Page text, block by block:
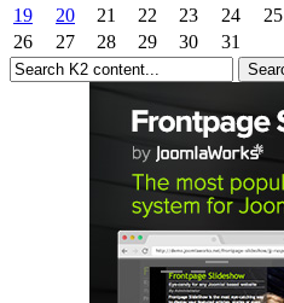
19
20 21 22 23 24
25
26
27 28 29 30 31